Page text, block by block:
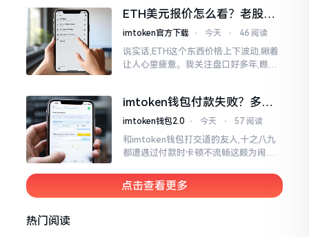
ETH美元报价怎么看？老股民
手把手教你盯盘
imtoken官方下载 ⋅ 今天 ⋅ 46 阅读
说实话,ETH这个东西价格上下波动,瞅着
让人心里疲惫。我关注盘口好多年,瞧见
判断。
imtoken钱包付款失败？多半
是这几个原因闹的
imtoken钱包2.0 ⋅ 今天 ⋅ 57 阅读
和imtoken钱包打交道的友人,十之八九
都遭遇过付款时卡顿不流畅这颇为闹心
直接弹出红色字体显示报错,情形令人焦
急得连连跺脚。实际上讲
点击查看更多
热门阅读